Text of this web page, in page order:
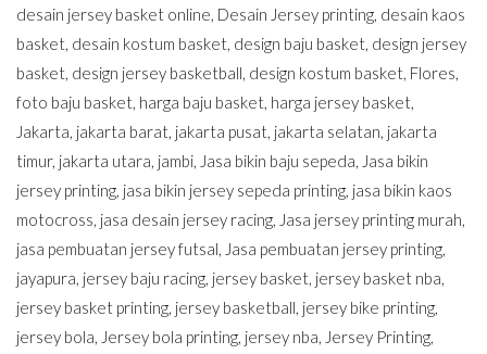
desain jersey basket online, Desain Jersey printing, desain kaos
basket, desain kostum basket, design baju basket, design jersey
basket, design jersey basketball, design kostum basket, Flores,
foto baju basket, harga baju basket, harga jersey basket,
Jakarta, jakarta barat, jakarta pusat, jakarta selatan, jakarta
timur, jakarta utara, jambi, Jasa bikin baju sepeda, Jasa bikin
jersey printing, jasa bikin jersey sepeda printing, jasa bikin kaos
motocross, jasa desain jersey racing, Jasa jersey printing murah,
jasa pembuatan jersey futsal, Jasa pembuatan jersey printing,
jayapura, jersey baju racing, jersey basket, jersey basket nba,
jersey basket printing, jersey basketball, jersey bike printing,
jersey bola, Jersey bola printing, jersey nba, Jersey Printing,